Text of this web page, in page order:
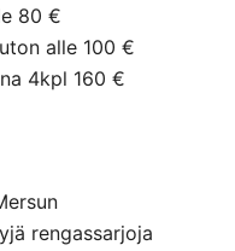
80 €
alle 100 €
4kpl 160 €
rengassarjoja